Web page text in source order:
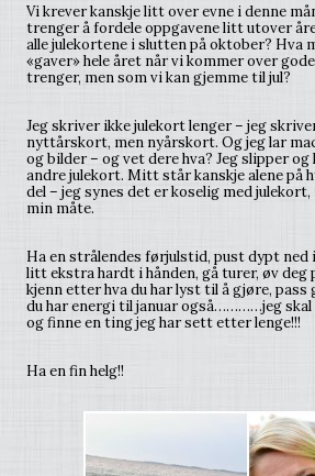
Vi krever kanskje litt over evne i denne
trenger å fordele oppgavene litt utover
alle julekortene i slutten på oktober? Hva
«gaver» hele året når vi kommer over
trenger, men som vi kan gjemme til jul?
Jeg skriver ikke julekort lenger – jeg
nyttårskort, men nyårskort. Og jeg lar
og bilder – og vet dere hva? Jeg slipper
andre julekort. Mitt står kanskje alene på
del – jeg synes det er koselig med
min måte.
Ha en strålendes førjulstid, pust dypt ned
litt ekstra hardt i hånden, gå turer, øv deg
kjenn etter hva du har lyst til å gjøre, pass
du har energi til januar også…………jeg skal
og finne en ting jeg har sett etter lenge!!!
Ha en fin helg!!